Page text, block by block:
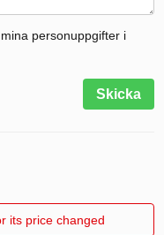
personuppgifter i
Skicka
its price changed